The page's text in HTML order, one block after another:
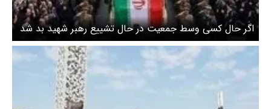
اگر حال کسی وسط جمعیت در حال تشییع رهبر شهید بد شد
چه کنیم و چه نکنیم؟